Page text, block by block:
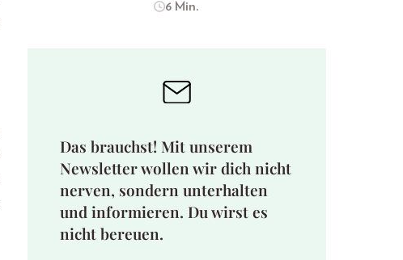
6 Min.
Das brauchst! Mit unserem
Newsletter wollen wir dich nicht
nerven, sondern unterhalten
und informieren. Du wirst es
nicht bereuen.